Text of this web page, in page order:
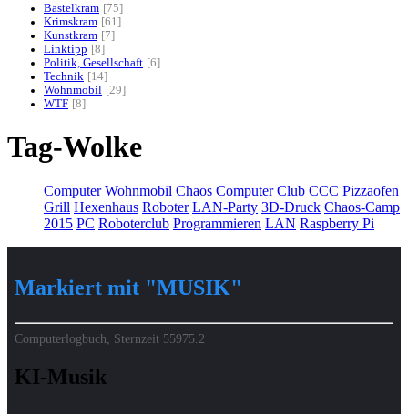
Bastelkram
75
Krimskram 61
Kunstkram
7
Linktipp
8
Politik, Gesellschaft 6
Technik
14
Wohnmobil
29
WTF 8
Tag-Wolke
Computer Wohnmobil Chaos Computer Club CCC Pizzaofen
Grill Hexenhaus Roboter LAN-Party 3D-Druck Chaos-Camp
2015 PC Roboterclub Programmieren LAN Raspberry Pi
Markiert mit "MUSIK"
Computerlogbuch, Sternzeit 55975.2
KI-Musik